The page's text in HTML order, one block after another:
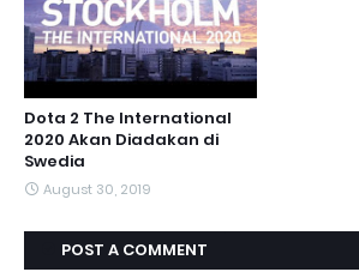
Dota 2 The International
2020 Akan Diadakan di
Swedia
August 30, 2019
POST A COMMENT